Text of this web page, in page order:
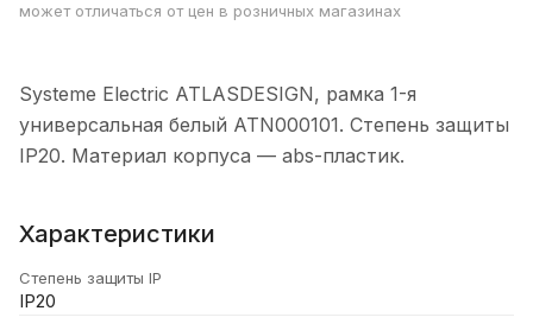
может отличаться от цен в розничных магазинах
Systeme Electric ATLASDESIGN, рамка 1-я
универсальная белый ATN000101. Степень защиты
IP20. Материал корпуса — abs-пластик.
Характеристики
Степень защиты IP
IP20